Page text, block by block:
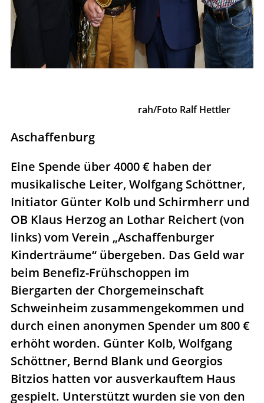
rah/Foto Ralf Hettler
Aschaffenburg
Eine Spende über 4000 € haben der
musikalische Leiter, Wolfgang Schöttner,
Initiator Günter Kolb und Schirmherr und
OB Klaus Herzog an Lothar Reichert (von
links) vom Verein „Aschaffenburger
Kinderträume“ übergeben. Das Geld war
beim Benefiz-Frühschoppen im
Biergarten der Chorgemeinschaft
Schweinheim zusammengekommen und
durch einen anonymen Spender um 800 €
erhöht worden. Günter Kolb, Wolfgang
Schöttner, Bernd Blank und Georgios
Bitzios hatten vor ausverkauftem Haus
gespielt. Unterstützt wurden sie von den